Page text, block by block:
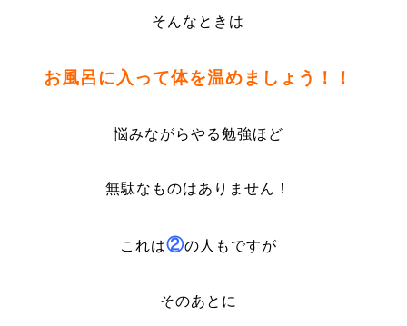
そんなときは
お風呂に入って体を温めましょう！！
悩みながらやる勉強ほど
無駄なものはありません！
これは②の人もですが
そのあとに